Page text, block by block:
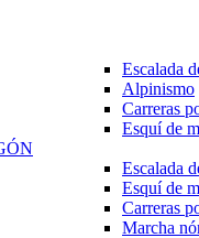
Escalada
Alpinismo
Carreras
Esquí de
Escalada
Esquí de
Carreras
Marcha